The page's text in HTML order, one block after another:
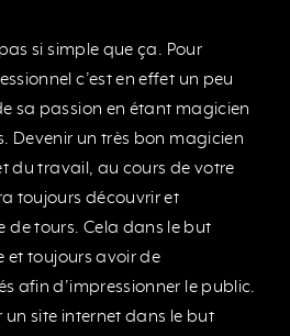
si simple que ça. Pour
c’est en effet un peu
sa passion en étant magicien
Devenir un très bon magicien
du travail, au cours de votre
toujours découvrir et
tours. Cela dans le but
et toujours avoir de
afin d’impressionner le public.
un site internet dans le but